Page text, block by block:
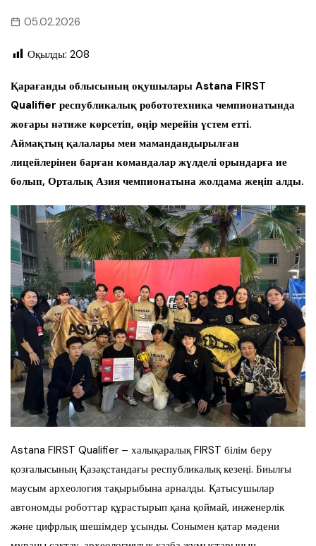
05.02.2026
Оқылды: 208
Қарағанды облысының оқушылары Astana FIRST
Qualifier республикалық робототехника чемпионатында
жоғары нәтиже көрсетіп, өңір мерейін үстем етті.
Аймақтың қалалары мен мамандандырылған
лицейлерінен барған командалар жүлделі орындарға ие
болып, Орталық Азия чемпионатына жолдама жеңіп алды.
Astana FIRST Qualifier – халықаралық FIRST білім беру
қозғалысының Қазақстандағы республикалық кезеңі. Биылғы
маусым археология тақырыбына арналды. Қатысушылар
автономды роботтар құрастырып қана қоймай, инженерлік
және цифрлық шешімдер ұсынды. Сонымен қатар мәдени